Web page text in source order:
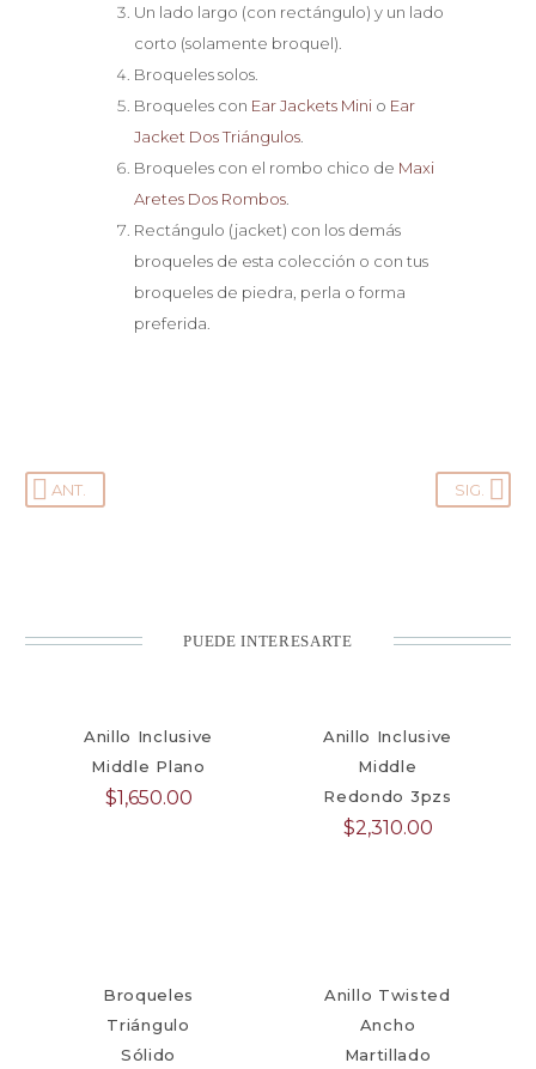
Un lado largo (con rectángulo) y un lado
corto (solamente broquel).
Broqueles solos.
Broqueles con Ear Jackets Mini o Ear
Jacket Dos Triángulos
Broqueles con el rombo chico de Maxi
Aretes Dos Rombos
Rectángulo (jacket) con los demás
broqueles de esta colección o con tus
broqueles de piedra, perla o forma
preferida.
ANT. SIG.
PUEDE INTERESARTE
Anillo Inclusive
Middle Plano
$1,650.00
Anillo Inclusive
Middle
Redondo 3pzs
$2,310.00
Broqueles
Triángulo
Sólido
Anillo Twisted
Ancho
Martillado